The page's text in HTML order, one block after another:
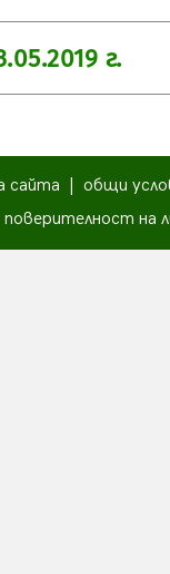
г.
сайта
общи
поверителност на